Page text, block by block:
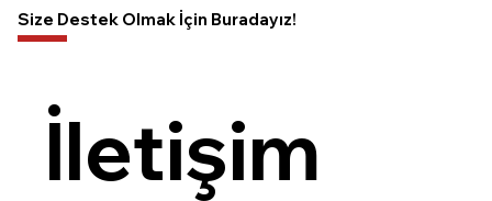
Size Destek Olmak İçin Buradayız!
İletişim